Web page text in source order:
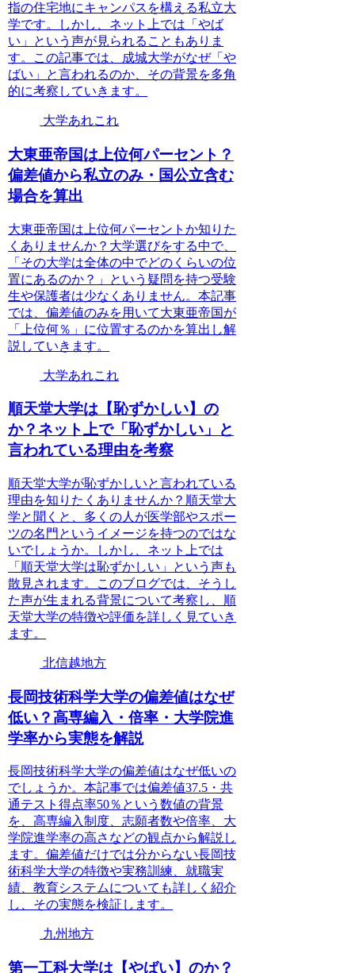
指の住宅地にキャンパスを構える私立大
学です。しかし、ネット上では「やば
い」という声が見られることもありま
す。この記事では、成城大学がなぜ「や
ばい」と言われるのか、その背景を多角
的に考察していきます。
大学あれこれ
大東亜帝国は上位何パーセント？
偏差値から私立のみ・国公立含む
場合を算出
大東亜帝国は上位何パーセントか知りた
くありませんか？大学選びをする中で、
「その大学は全体の中でどのくらいの位
置にあるのか？」という疑問を持つ受験
生や保護者は少なくありません。本記事
では、偏差値のみを用いて大東亜帝国が
「上位何％」に位置するのかを算出し解
説していきます。
大学あれこれ
順天堂大学は【恥ずかしい】の
か？ネット上で「恥ずかしい」と
言われている理由を考察
順天堂大学が恥ずかしいと言われている
理由を知りたくありませんか？順天堂大
学と聞くと、多くの人が医学部やスポー
ツの名門というイメージを持つのではな
いでしょうか。しかし、ネット上では
「順天堂大学は恥ずかしい」という声も
散見されます。このブログでは、そうし
た声が生まれる背景について考察し、順
天堂大学の特徴や評価を詳しく見ていき
ます。
北信越地方
長岡技術科学大学の偏差値はなぜ
低い？高専編入・倍率・大学院進
学率から実態を解説
長岡技術科学大学の偏差値はなぜ低いの
でしょうか。本記事では偏差値37.5・共
通テスト得点率50％という数値の背景
を、高専編入制度、志願者数や倍率、大
学院進学率の高さなどの観点から解説し
ます。偏差値だけでは分からない長岡技
術科学大学の特徴や実務訓練、就職実
績、教育システムについても詳しく紹介
し、その実態を検証します。
九州地方
第一工科大学は【やばい】のか？